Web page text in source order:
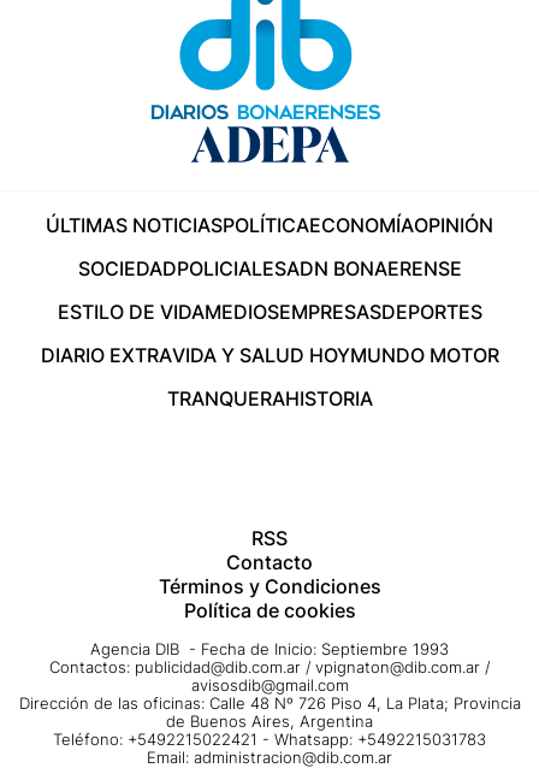
ÚLTIMAS NOTICIASPOLÍTICAECONOMÍAOPINIÓN
SOCIEDADPOLICIALESADN BONAERENSE
ESTILO DE VIDAMEDIOSEMPRESASDEPORTES
DIARIO EXTRAVIDA Y SALUD HOYMUNDO MOTOR
TRANQUERAHISTORIA
RSS
Contacto
Términos y Condiciones
Política de cookies
Agencia DIB - Fecha de Inicio: Septiembre 1993
Contactos: publicidad@dib.com.ar / vpignaton@dib.com.ar /
avisosdib@gmail.com
Dirección de las oficinas: Calle 48 Nº 726 Piso 4, La Plata; Provincia
de Buenos Aires, Argentina
Teléfono: +5492215022421 - Whatsapp: +5492215031783
Email: administracion@dib.com.ar